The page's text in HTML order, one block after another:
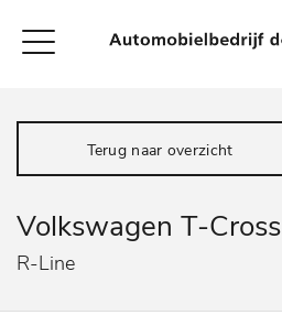
Terug naar overzicht
Volkswagen T-Cross
R-Line